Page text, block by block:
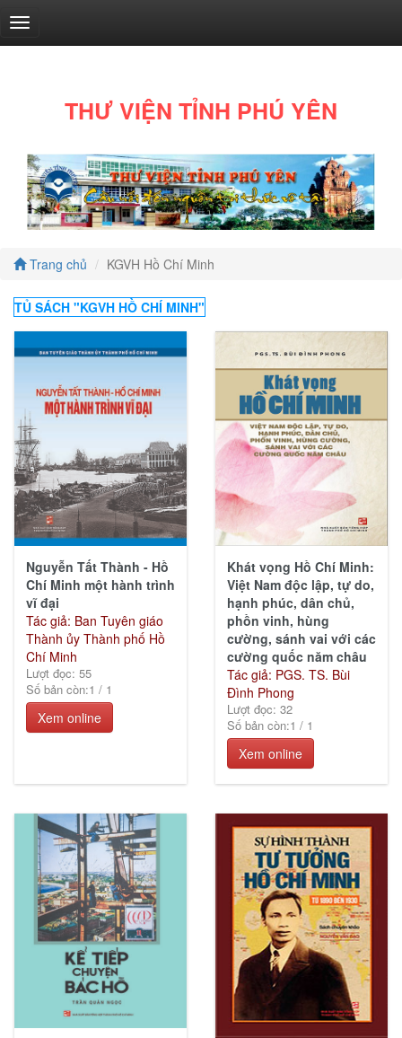
Tốt
đẹp
đạo
Giáo
trình
(57)
khỏe
(44)
THƯ VIỆN TỈNH PHÚ YÊN
Trang chủ KGVH Hồ Chí Minh
TỦ SÁCH "KGVH HỒ CHÍ MINH"
Nguyễn Tất Thành - Hồ
Chí Minh một hành trình
vĩ đại
Tác giả: Ban Tuyên giáo
Thành ủy Thành phố Hồ
Chí Minh
Lượt đọc: 55
Số bản còn:1 /1
Xem online
Khát vọng Hồ Chí Minh:
Việt Nam độc lập, tự do,
hạnh phúc, dân chủ,
phồn vinh, hùng
cường, sánh vai với các
cường quốc năm châu
Tác giả: PGS. TS. Bùi
Đình Phong
Lượt đọc: 32
Số bản còn:1 /1
Xem online